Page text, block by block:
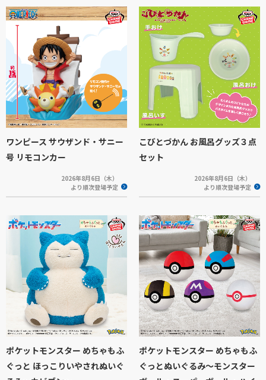
ワンピース サウザンド・サニー
号 リモコンカー
2026年8月6日（木）
より順次登場予定
こびとづかん お風呂グッズ３点
セット
2026年8月6日（木）
より順次登場予定
ポケットモンスター めちゃもふ
ぐっと ほっこりいやされぬいぐ
ポケットモンスター めちゃもふ
ぐっとぬいぐるみ～モンスター